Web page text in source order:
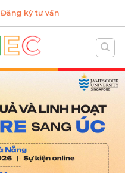
Đăng ký tư vấn